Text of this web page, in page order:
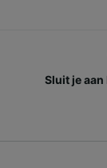
Sluit je